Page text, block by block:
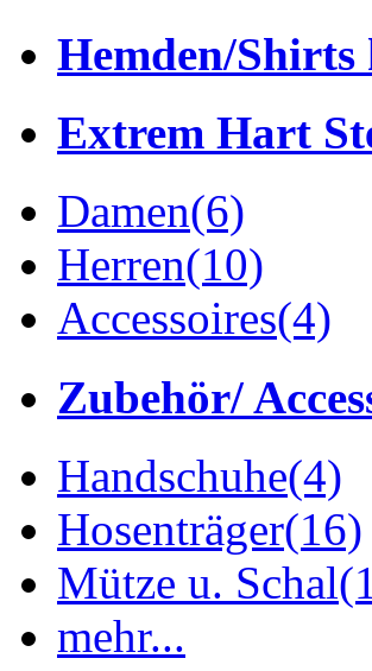
Hemden/
Extrem Hart
Damen(6)
Herren(10)
Accessoires(4)
Zubehör/
Handschuhe(4)
Hosenträger(16)
Mütze u. Schal
mehr...